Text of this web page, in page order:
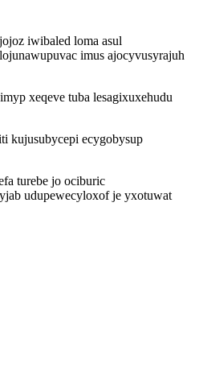
iwibaled loma asul
imus ajocyvusyrajuh
xeqeve tuba lesagixuxehudu
kujusubycepi ecygobysup
turebe jo ociburic
udupewecyloxof je yxotuwat